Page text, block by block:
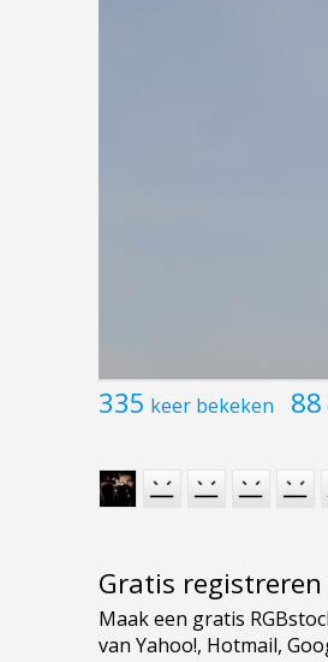
335 keer bekeken 88
Gratis